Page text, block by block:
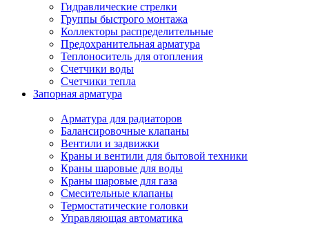
Гидравлические стрелки
Группы быстрого монтажа
Коллекторы распределительные
Предохранительная арматура
Теплоноситель для отопления
Счетчики воды
Счетчики тепла
Запорная арматура
Арматура для радиаторов
Балансировочные клапаны
Вентили и задвижки
Краны и вентили для бытовой техники
Краны шаровые для воды
Краны шаровые для газа
Смесительные клапаны
Термостатические головки
Управляющая автоматика